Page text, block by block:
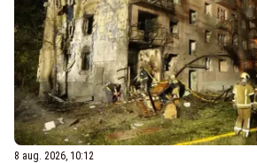
8 aug. 2026, 10:12